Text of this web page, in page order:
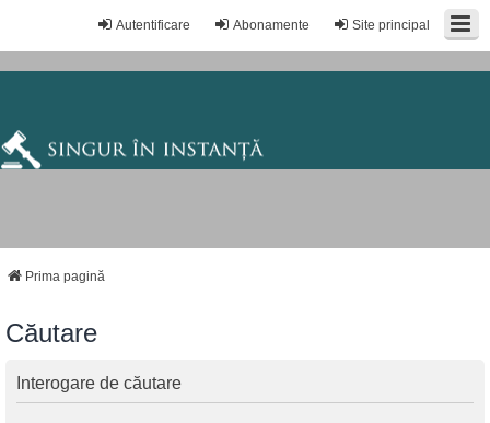
Site principal
Abonamente
Autentificare
Prima pagină
Căutare
Interogare de căutare